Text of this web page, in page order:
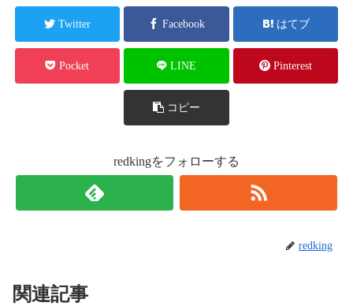
Twitter Facebook はてブ
Pocket LINE Pinterest
コピー
redkingをフォローする
redking
関連記事